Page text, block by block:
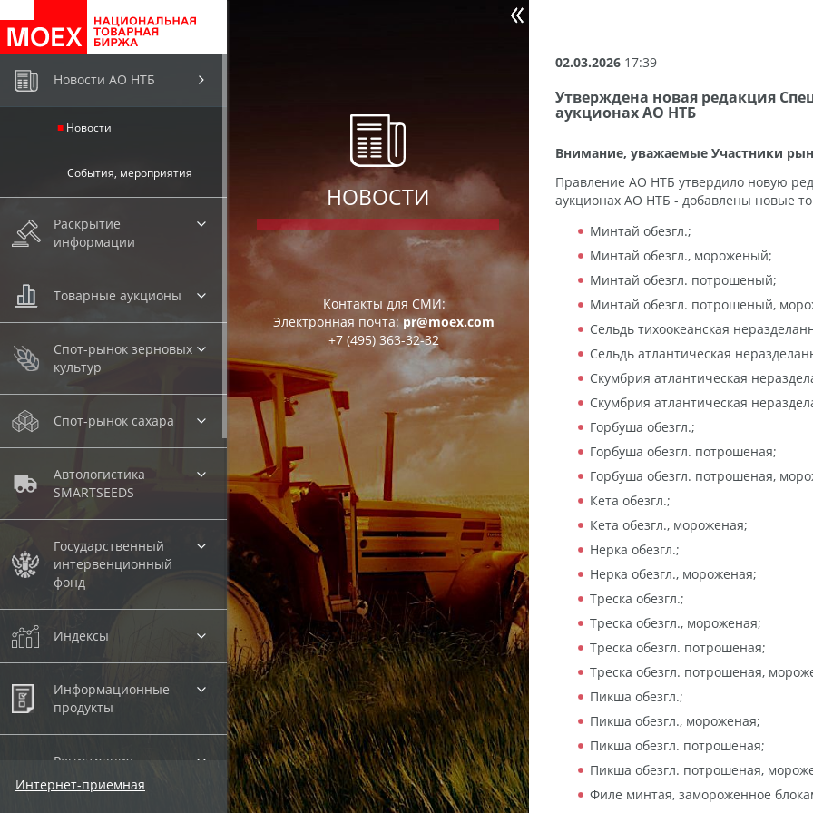
Новости АО НТБ
Новости
События, мероприятия
Раскрытие
информации
Товарные аукционы
Спот-рынок зерновых
культур
Спот-рынок сахара
Автологистика
SMARTSEEDS
Государственный
интервенционный
фонд
Индексы
Информационные
продукты
Регистрация
внебиржевых
договоров
Интернет-приемная
НОВОСТИ
Контакты для СМИ:
Электронная почта:pr@moex.com
+7 (495) 363-32-32
02.03.2026 17:39
Утверждена новая редакция
аукционах АО НТБ
Внимание, уважаемые Участники
Правление АО НТБ утвердило новую
аукционах АО НТБ - добавлены новые
Минтай обезгл.;
Минтай обезгл., мороженый;
Минтай обезгл. потрошеный;
Минтай обезгл. потрошеный,
Сельдь тихоокеанская
Сельдь атлантическая
Скумбрия атлантическая
Скумбрия атлантическая
Горбуша обезгл.;
Горбуша обезгл. потрошеная;
Горбуша обезгл. потрошеная,
Кета обезгл.;
Кета обезгл., мороженая;
Нерка обезгл.;
Нерка обезгл., мороженая;
Треска обезгл.;
Треска обезгл., мороженая;
Треска обезгл. потрошеная;
Треска обезгл. потрошеная,
Пикша обезгл.;
Пикша обезгл., мороженая;
Пикша обезгл. потрошеная;
Пикша обезгл. потрошеная,
Филе минтая, замороженное